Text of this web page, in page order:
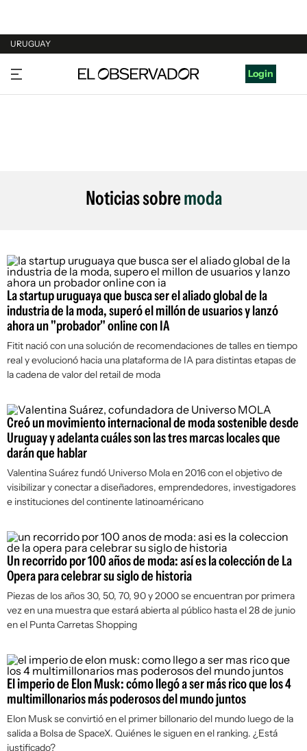
URUGUAY
URUGUAY
ARGENTINA
Login
Noticias sobremoda
La startup uruguaya que busca ser el aliado global de la
industria de la moda, superó el millón de usuarios y lanzó
ahora un "probador" online con IA
Fitit nació con una solución de recomendaciones de talles en tiempo
real y evolucionó hacia una plataforma de IA para distintas etapas de
la cadena de valor del retail de moda
Creó un movimiento internacional de moda sostenible desde
Uruguay y adelanta cuáles son las tres marcas locales que
darán que hablar
Valentina Suárez fundó Universo Mola en 2016 con el objetivo de
visibilizar y conectar a diseñadores, emprendedores, investigadores
e instituciones del continente latinoaméricano
Un recorrido por 100 años de moda: así es la colección de La
Opera para celebrar su siglo de historia
Piezas de los años 30, 50, 70, 90 y 2000 se encuentran por primera
vez en una muestra que estará abierta al público hasta el 28 de junio
en el Punta Carretas Shopping
El imperio de Elon Musk: cómo llegó a ser más rico que los 4
multimillonarios más poderosos del mundo juntos
Elon Musk se convirtió en el primer billonario del mundo luego de la
salida a Bolsa de SpaceX. Quiénes le siguen en el ranking. ¿Está
justificado?